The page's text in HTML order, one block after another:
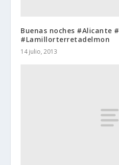
Buenas noches #Alicante
#Lamillorterretadelmon
14 julio, 2013